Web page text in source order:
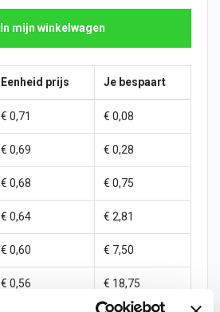
In mijn winkelwagen
Eenheid prijs Je bespaart
€ 0,71 € 0,08
€ 0,69 € 0,28
€ 0,68 € 0,75
€ 0,64 € 2,81
€ 0,60 € 7,50
€ 0,56 € 18,75